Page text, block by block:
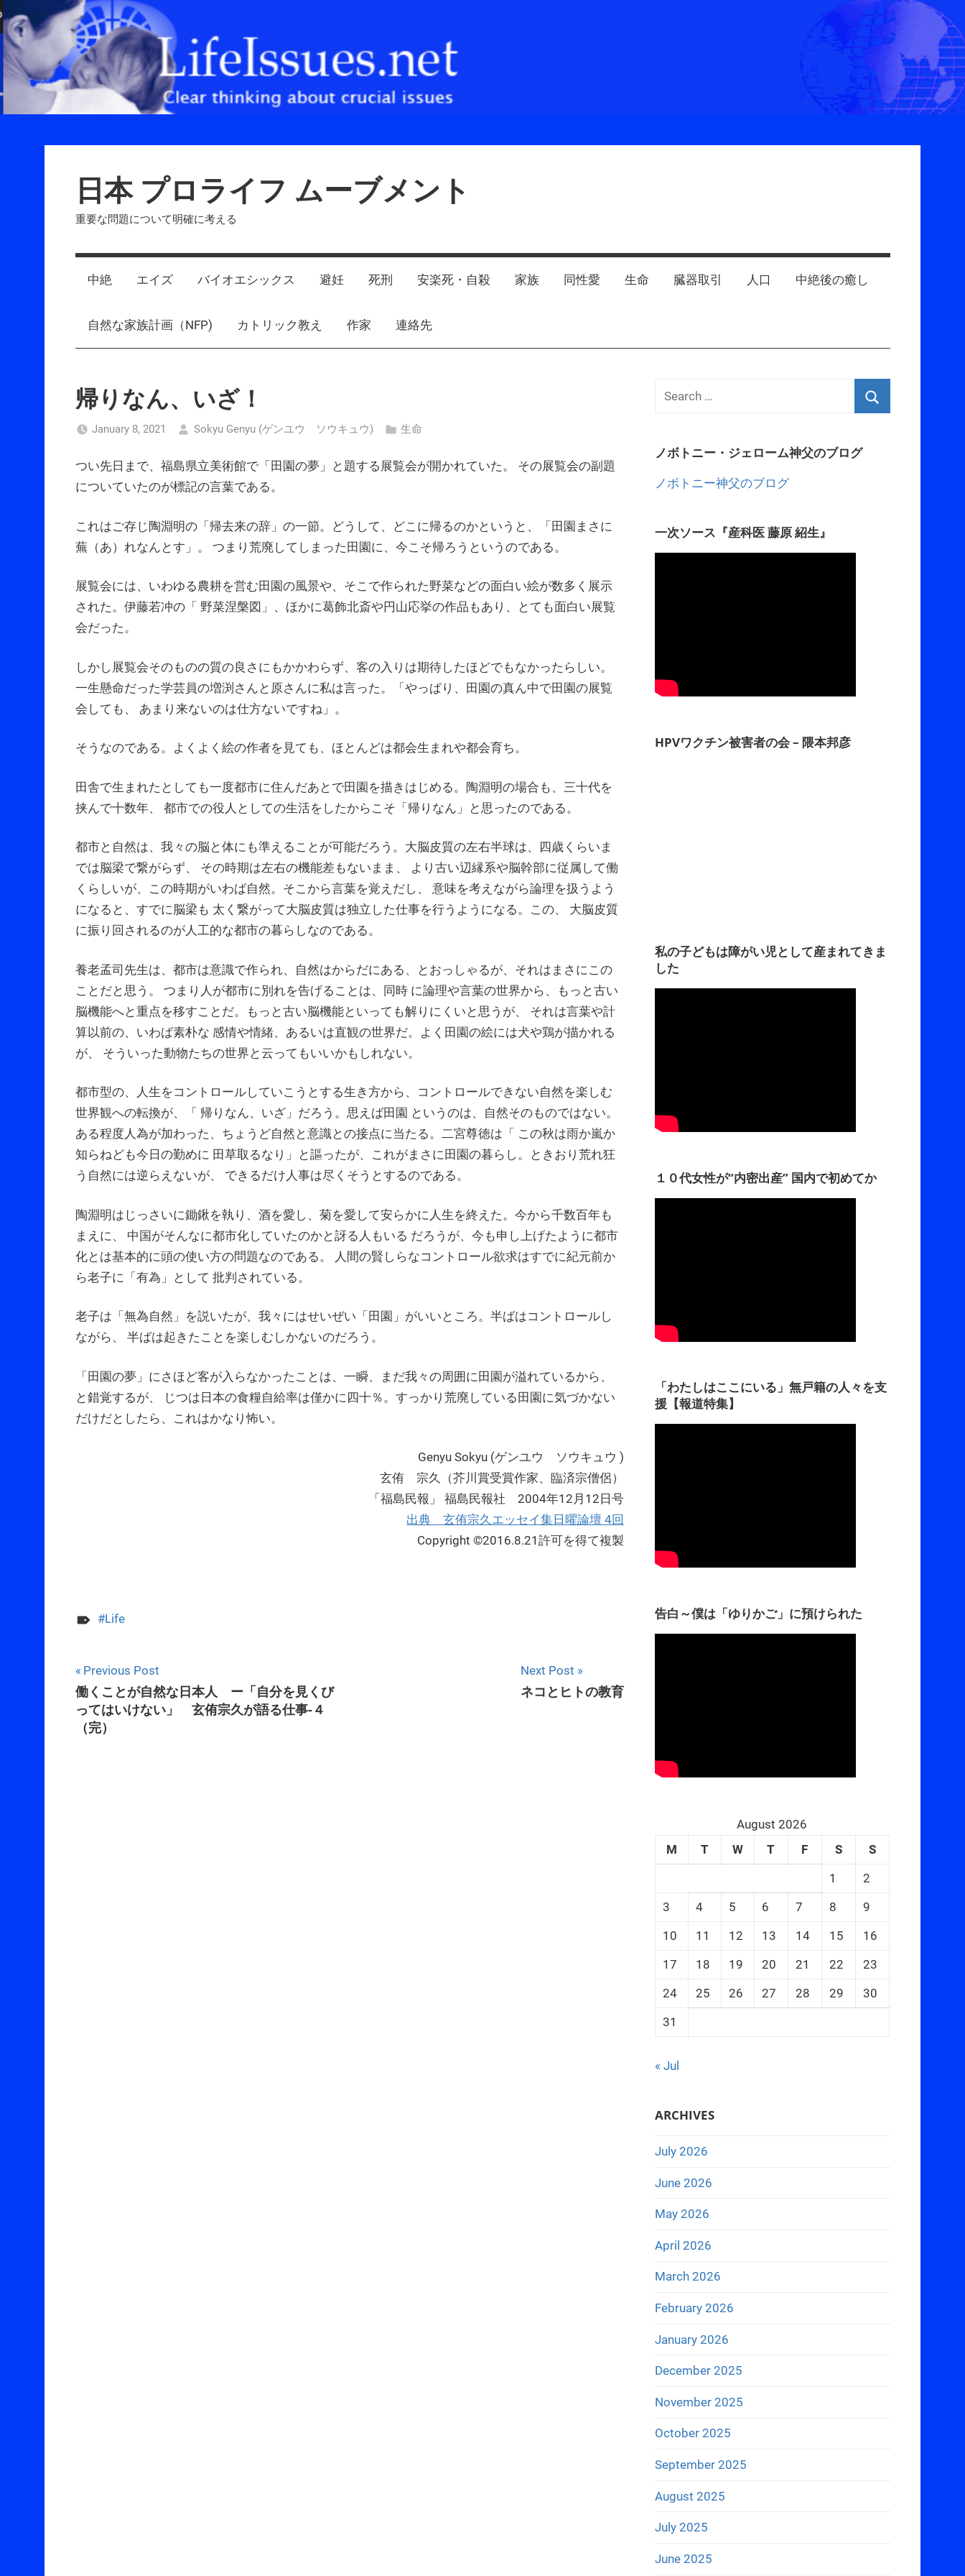
Skip
to
content
日本 プロライフ ムーブメント
重要な問題について明確に考える
中絶 エイズ バイオエシックス 避妊 死刑 安楽死・自殺 家族 同性愛 生命 臓器取引 人口 中絶後の癒し
自然な家族計画（NFP) カトリック教え 作家 連絡先
帰りなん、いざ！
January 8, 2021 Sokyu Genyu (ゲンユウ ソウキュウ) 生命
つい先日まで、福島県立美術館で「田園の夢」と題する展覧会が開かれていた。 その展覧会の副題
についていたのが標記の言葉である。
これはご存じ陶淵明の「帰去来の辞」の一節。どうして、どこに帰るのかというと、「田園まさに
蕪（あ）れなんとす」。 つまり荒廃してしまった田園に、今こそ帰ろうというのである。
展覧会には、いわゆる農耕を営む田園の風景や、そこで作られた野菜などの面白い絵が数多く展示
された。伊藤若冲の「 野菜涅槃図」、ほかに葛飾北斎や円山応挙の作品もあり、とても面白い展覧
会だった。
しかし展覧会そのものの質の良さにもかかわらず、客の入りは期待したほどでもなかったらしい。
一生懸命だった学芸員の増渕さんと原さんに私は言った。「やっぱり、田園の真ん中で田園の展覧
会しても、 あまり来ないのは仕方ないですね」。
そうなのである。よくよく絵の作者を見ても、ほとんどは都会生まれや都会育ち。
田舎で生まれたとしても一度都市に住んだあとで田園を描きはじめる。陶淵明の場合も、三十代を
挟んで十数年、 都市での役人としての生活をしたからこそ「帰りなん」と思ったのである。
都市と自然は、我々の脳と体にも準えることが可能だろう。大脳皮質の左右半球は、四歳くらいま
では脳梁で繋がらず、 その時期は左右の機能差もないまま、 より古い辺縁系や脳幹部に従属して働
くらしいが、この時期がいわば自然。そこから言葉を覚えだし、 意味を考えながら論理を扱うよう
になると、すでに脳梁も 太く繋がって大脳皮質は独立した仕事を行うようになる。この、 大脳皮質
に振り回されるのが人工的な都市の暮らしなのである。
養老孟司先生は、都市は意識で作られ、自然はからだにある、とおっしゃるが、それはまさにこの
ことだと思う。 つまり人が都市に別れを告げることは、同時 に論理や言葉の世界から、もっと古い
脳機能へと重点を移すことだ。もっと古い脳機能といっても解りにくいと思うが、 それは言葉や計
算以前の、いわば素朴な 感情や情緒、あるいは直観の世界だ。よく田園の絵には犬や鶏が描かれる
が、 そういった動物たちの世界と云ってもいいかもしれない。
都市型の、人生をコントロールしていこうとする生き方から、コントロールできない自然を楽しむ
世界観への転換が、「 帰りなん、いざ」だろう。思えば田園 というのは、自然そのものではない。
ある程度人為が加わった、ちょうど自然と意識との接点に当たる。二宮尊徳は「 この秋は雨か嵐か
知らねども今日の勤めに 田草取るなり」と謳ったが、これがまさに田園の暮らし。ときおり荒れ狂
う自然には逆らえないが、 できるだけ人事は尽くそうとするのである。
陶淵明はじっさいに鋤鍬を執り、酒を愛し、菊を愛して安らかに人生を終えた。今から千数百年も
まえに、 中国がそんなに都市化していたのかと訝る人もいる だろうが、今も申し上げたように都市
化とは基本的に頭の使い方の問題なのである。 人間の賢しらなコントロール欲求はすでに紀元前か
ら老子に「有為」として 批判されている。
老子は「無為自然」を説いたが、我々にはせいぜい「田園」がいいところ。半ばはコントロールし
ながら、 半ばは起きたことを楽しむしかないのだろう。
「田園の夢」にさほど客が入らなかったことは、一瞬、まだ我々の周囲に田園が溢れているから、
と錯覚するが、 じつは日本の食糧自給率は僅かに四十％。すっかり荒廃している田園に気づかない
だけだとしたら、これはかなり怖い。
Genyu Sokyu (ゲンユウ ソウキュウ )
玄侑 宗久（芥川賞受賞作家、臨済宗僧侶）
「福島民報」 福島民報社 2004年12月12日号
出典 玄侑宗久エッセイ集日曜論壇 4回
Copyright ©2016.8.21許可を得て複製
Life
Post
navigation
Previous Post
働くことが自然な日本人 ー「自分を見くび
ってはいけない」 玄侑宗久が語る仕事-４
（完）
Next Post
ネコとヒトの教育
ノボトニー・ジェローム神父のブログ
ノボトニー神父のブログ
一次ソース『産科医 藤原 紹生』
HPVワクチン被害者の会 – 隈本邦彦
私の子どもは障がい児として産まれてきま
した
１０代女性が“内密出産” 国内で初めてか
「わたしはここにいる」無戸籍の人々を支
援【報道特集】
告白～僕は「ゆりかご」に預けられた
August 2026
M
T W T F S
S
1
2
3
4 5 6 7 8
9
10
11 12 13 14 15
16
17
18 19 20 21 22
23
24
25 26 27 28 29
30
31
« Jul
ARCHIVES
July 2026
June 2026
May 2026
April 2026
March 2026
February 2026
January 2026
December 2025
November 2025
October 2025
September 2025
August 2025
July 2025
June 2025